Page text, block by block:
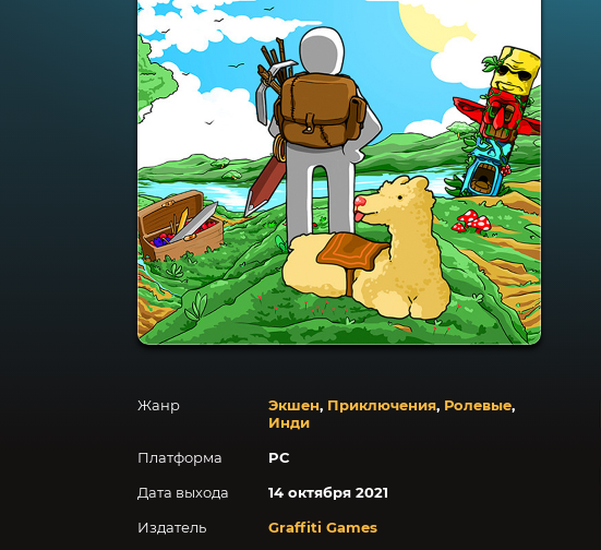
Жанр Экшен, Приключения, Ролевые,
Инди
Платформа
PC
Дата выхода
14 октября 2021
Издатель
Graffiti Games